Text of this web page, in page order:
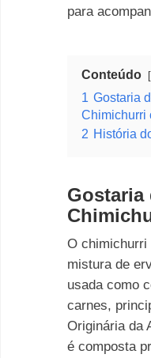
para
Conteúdo
1 Gostaria
Chimichurri
2 História
Gostaria
O chimichurri
mistura de
usada como
carnes,
Originária da
é composta